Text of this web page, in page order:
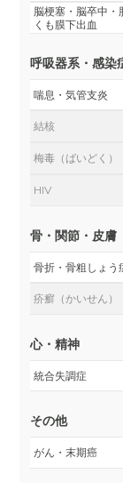
脳梗塞・脳卒中・
くも膜下出血
呼吸器系・感染
喘息・気管支炎
結核
梅毒（ばいどく）
HIV
骨・関節・皮膚
骨折・骨粗しょう
疥癬（かいせん）
心・精神
統合失調症
その他
がん・末期癌